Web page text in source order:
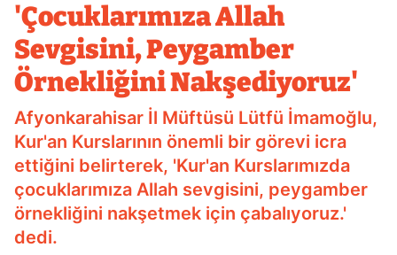
'Çocuklarımıza Allah
Sevgisini, Peygamber
Örnekliğini Nakşediyoruz'
Afyonkarahisar İl Müftüsü Lütfü İmamoğlu,
Kur'an Kurslarının önemli bir görevi icra
ettiğini belirterek, 'Kur'an Kurslarımızda
çocuklarımıza Allah sevgisini, peygamber
örnekliğini nakşetmek için çabalıyoruz.'
dedi.